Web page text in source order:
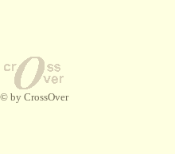
© by CrossOver